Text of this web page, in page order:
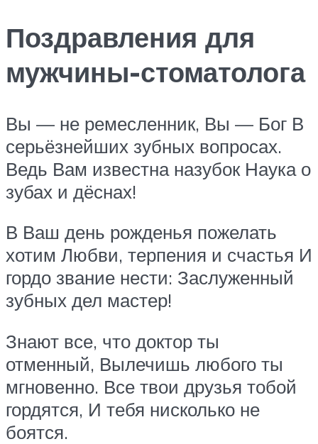
Поздравления для
мужчины-стоматолога
Вы — не ремесленник, Вы — Бог В
серьёзнейших зубных вопросах.
Ведь Вам известна назубок Наука о
зубах и дёснах!
В Ваш день рожденья пожелать
хотим Любви, терпения и счастья И
гордо звание нести: Заслуженный
зубных дел мастер!
Знают все, что доктор ты
отменный, Вылечишь любого ты
мгновенно. Все твои друзья тобой
гордятся, И тебя нисколько не
боятся.